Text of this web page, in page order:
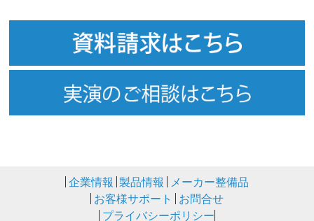
企業情報 製品情報 メーカー整備品
お客様サポート
お問合せ
プライバシーポリシー